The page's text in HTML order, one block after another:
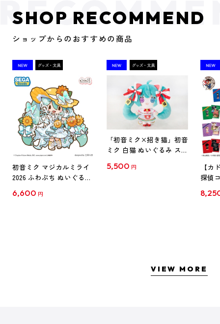
SHOP RECOMMEND
ショップからのおすすめの商品
初音ミク マジカルミライ
2026 ふわぷち ぬいぐるみ
6,600 円
「初音ミク×招き猫」初音
ミク 白猫 ぬいぐるみ スタ
5,500 円
【カ
探偵
クリ
VIEW MORE